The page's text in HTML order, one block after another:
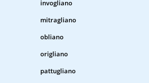
invogliano
mitragliano
obliano
origliano
pattugliano